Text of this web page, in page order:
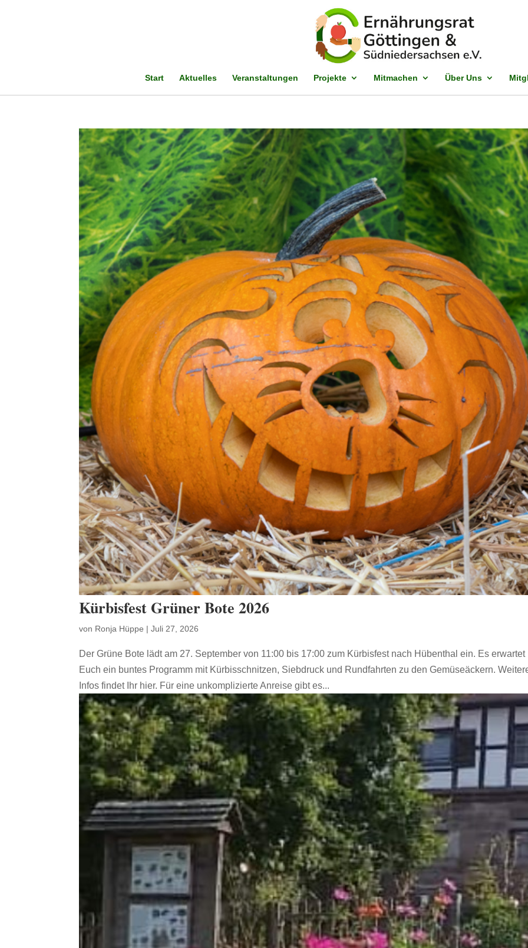
Start Aktuelles Veranstaltungen Projekte Mitmachen Über Uns
Kürbisfest Grüner Bote 2026
von Ronja Hüppe |Juli 27, 2026
Der Grüne Bote lädt am 27. September von 11:00 bis 17:00 zum Kürbisfest nach Hübenthal ein. Es erwartet
Euch ein buntes Programm mit Kürbisschnitzen, Siebdruck und Rundfahrten zu den Gemüseäckern.
Infos findet Ihr hier. Für eine unkomplizierte Anreise gibt es...